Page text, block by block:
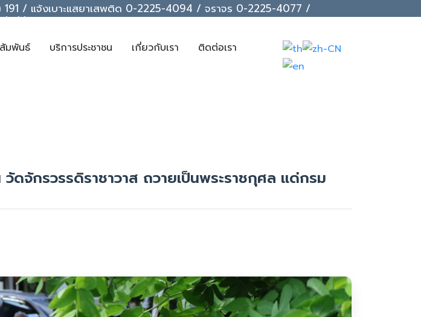
/ แจ้งเบาะแสยาเสพติด 0-2225-4094 / จราจร 0-2225-4077 /
สัมพันธ์ บริการประชาชน เกี่ยวกับเรา
ติดต่อเรา
จักรวรรดิราชาวาส ถวายเป็นพระราชกุศล แด่กรม